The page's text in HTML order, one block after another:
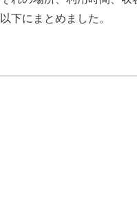
下にまとめました。